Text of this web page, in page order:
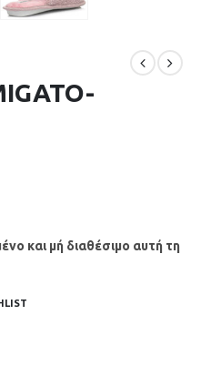
και μή διαθέσιμο αυτή τη